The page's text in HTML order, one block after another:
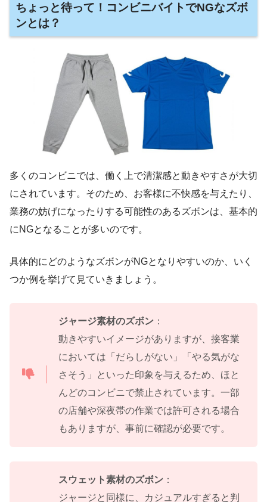
ちょっと待って！コンビニバイトでNGなズボ
ンとは？
多くのコンビニでは、働く上で清潔感と動きやすさが大切
にされています。そのため、お客様に不快感を与えたり、
業務の妨げになったりする可能性のあるズボンは、基本的
にNGとなることが多いのです。
具体的にどのようなズボンがNGとなりやすいのか、いく
つか例を挙げて見ていきましょう。
ジャージ素材のズボン ：
動きやすいイメージがありますが、接客業
においては「だらしがない」「やる気がな
さそう」といった印象を与えるため、ほと
んどのコンビニで禁止されています。一部
の店舗や深夜帯の作業では許可される場合
もありますが、事前に確認が必要です。
スウェット素材のズボン ：
ジャージと同様に、カジュアルすぎると判